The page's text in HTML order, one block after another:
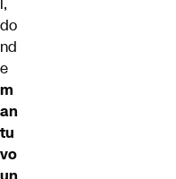
do
nd
e
m
an
tu
vo